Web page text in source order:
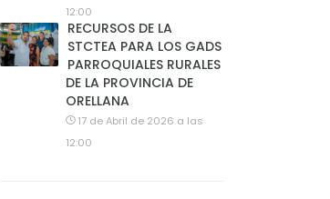
12:00
RECURSOS DE LA
STCTEA PARA LOS GADS
PARROQUIALES RURALES
DE LA PROVINCIA DE
ORELLANA
17 de Abril de 2026 a las
12:00